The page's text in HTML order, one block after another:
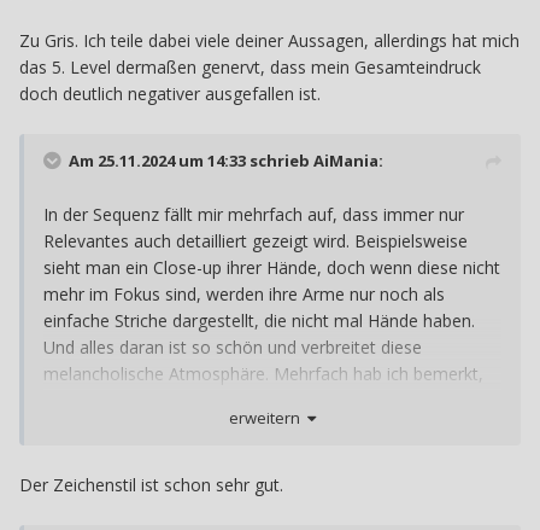
Zu Gris. Ich teile dabei viele deiner Aussagen, allerdings hat mich
das 5. Level dermaßen genervt, dass mein Gesamteindruck
doch deutlich negativer ausgefallen ist.
Am 25.11.2024 um 14:33 schrieb AiMania:
In der Sequenz fällt mir mehrfach auf, dass immer nur
Relevantes auch detailliert gezeigt wird. Beispielsweise
sieht man ein Close-up ihrer Hände, doch wenn diese nicht
mehr im Fokus sind, werden ihre Arme nur noch als
einfache Striche dargestellt, die nicht mal Hände haben.
Und alles daran ist so schön und verbreitet diese
melancholische Atmosphäre. Mehrfach hab ich bemerkt,
Über das gesamte Spiel hinweg, und manchmal einfach
erweitern
Der Zeichenstil ist schon sehr gut.